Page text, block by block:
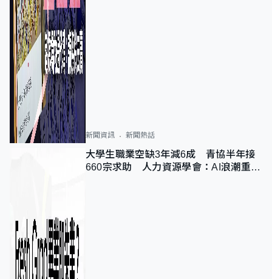
新聞資訊 新聞熱話
大學生職業空缺3年減6成 青協半年接
660宗求助 人力資源學會：AI浪潮重整